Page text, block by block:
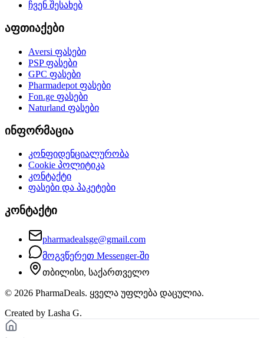
ჩვენ შესახებ
აფთიაქები
Aversi ფასები
PSPფასები
GPC ფასები
Pharmadepot ფასები
Fon.ge ფასები
Naturland ფასები
ინფორმაცია
კონფიდენციალურობა
Cookie პოლიტიკა
კონტაქტი
ფასები და პაკეტები
კონტაქტი
pharmadealsge@gmail.com
მოგვწერეთ Messenger-ში
თბილისი, საქართველო
© 2026 PharmaDeals. ყველა უფლება დაცულია.
Created by Lasha G.